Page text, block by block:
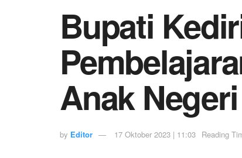
Bupati
Anak
by Editor 17 Oktober 2023 | 11:03 Reading